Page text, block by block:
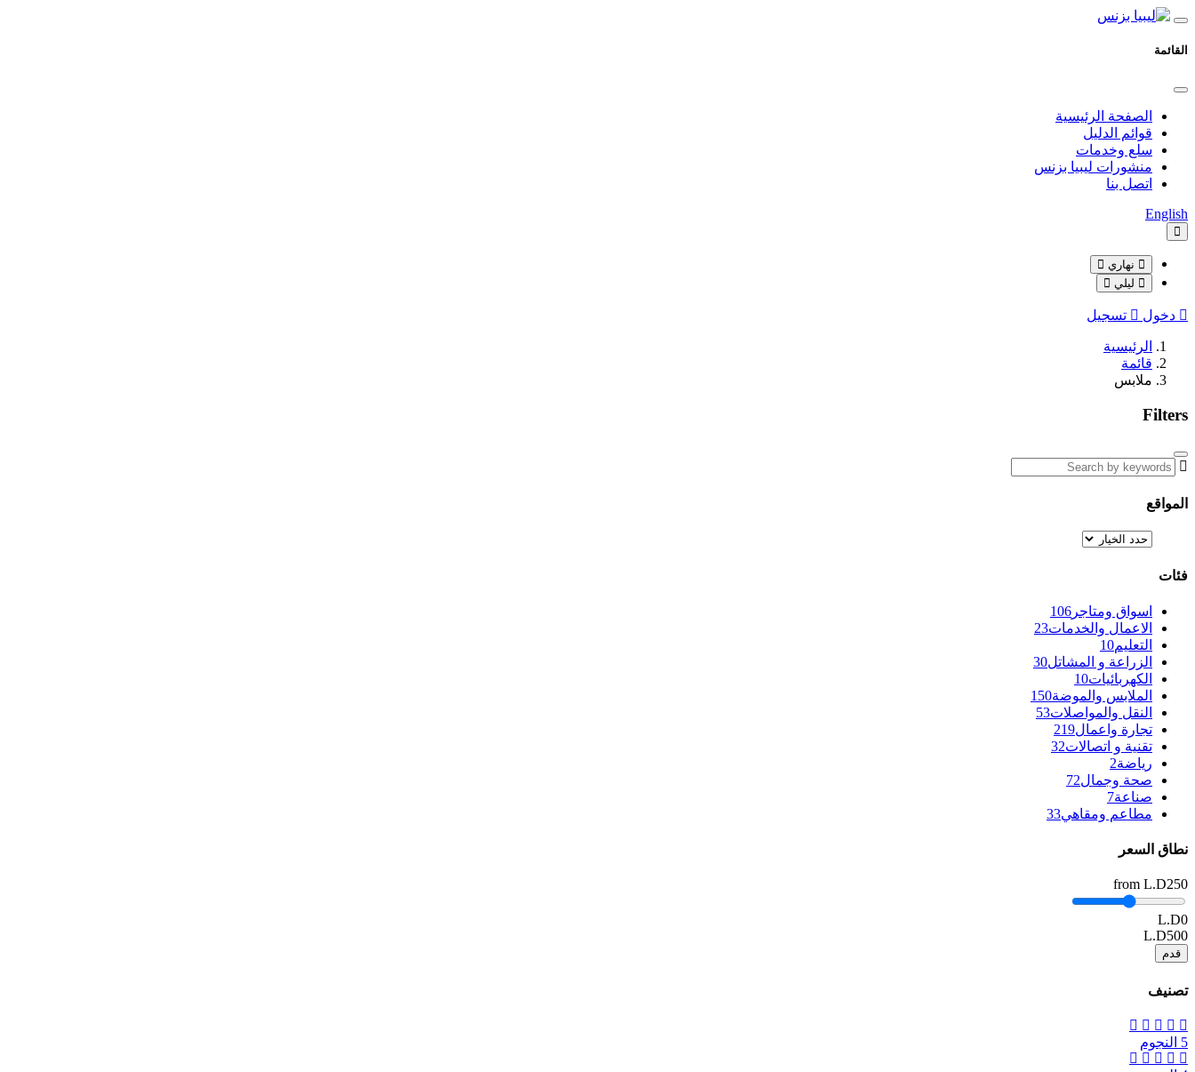
القائمة
الصفحة الرئيسية
قوائم الدليل
سلع وخدمات
منشورات ليبيا بزنس
اتصل بنا
English
نهاري
ليلي
دخول تسجيل
الرئيسية
قائمة
ملابس
Filters
المواقع
فئات
اسواق ومتاجر 106
الاعمال والخدمات23
التعليم10
الزراعة و المشاتل30
الكهربائيات10
الملابس والموضة150
النقل والمواصلات53
تجارة واعمال219
تقنية و اتصالات32
رياضة2
صحة وجمال72
صناعة7
مطاعم ومقاهي33
نطاق السعر
from L.D250
L.D0
L.D500
قدم
تصنيف
5 النجوم